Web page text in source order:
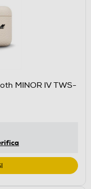
MINOR IV TWS-